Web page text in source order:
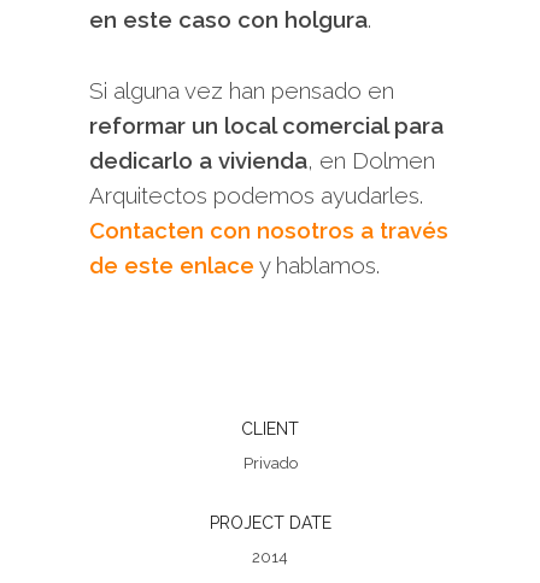
en este caso con holgura.
Si alguna vez han pensado en
reformar un local comercial para
dedicarlo a vivienda, en Dolmen
Arquitectos podemos ayudarles.
Contacten con nosotros a través
de este enlace y hablamos.
CLIENT
Privado
PROJECT DATE
2014